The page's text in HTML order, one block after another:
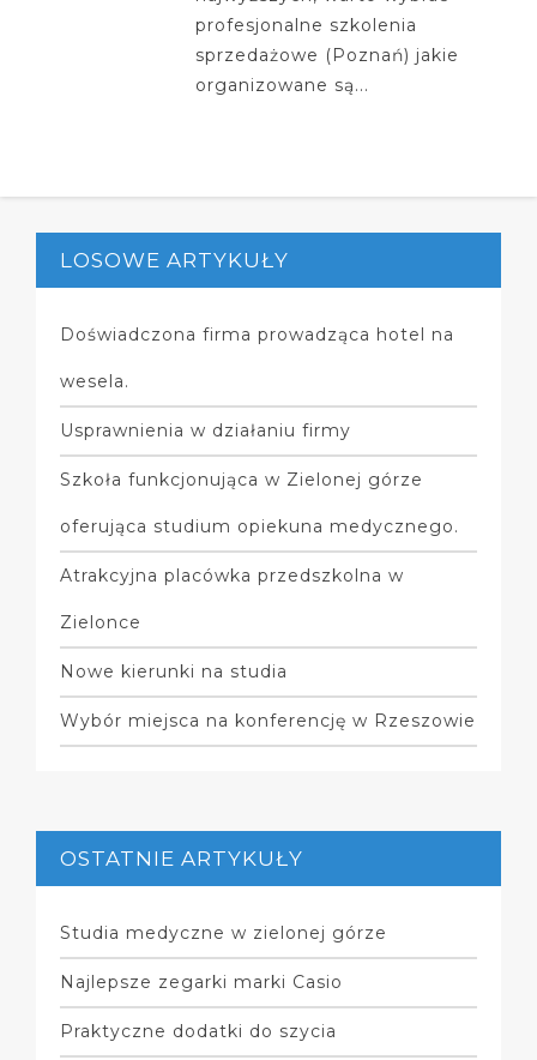
profesjonalne szkolenia
sprzedażowe (Poznań) jakie
organizowane są...
LOSOWE ARTYKUŁY
Doświadczona firma prowadząca hotel na
wesela.
Usprawnienia w działaniu firmy
Szkoła funkcjonująca w Zielonej górze
oferująca studium opiekuna medycznego.
Atrakcyjna placówka przedszkolna w
Zielonce
Nowe kierunki na studia
Wybór miejsca na konferencję w Rzeszowie
OSTATNIE ARTYKUŁY
Studia medyczne w zielonej górze
Najlepsze zegarki marki Casio
Praktyczne dodatki do szycia